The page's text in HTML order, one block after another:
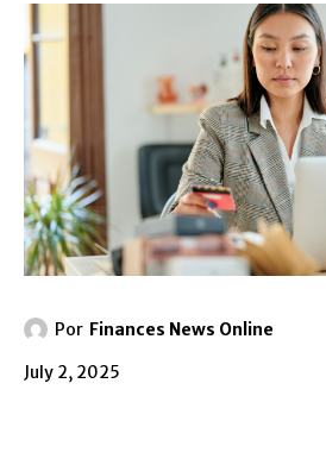
Por Finances News Online
July 2, 2025